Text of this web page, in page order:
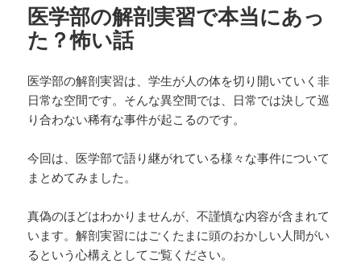
医学部の解剖実習で本当にあっ
た？怖い話
医学部の解剖実習は、学生が人の体を切り開いていく非
日常な空間です。そんな異空間では、日常では決して巡
り合わない稀有な事件が起こるのです。
今回は、医学部で語り継がれている様々な事件について
まとめてみました。
真偽のほどはわかりませんが、不謹慎な内容が含まれて
います。解剖実習にはごくたまに頭のおかしい人間がい
るという心構えとしてご覧ください。